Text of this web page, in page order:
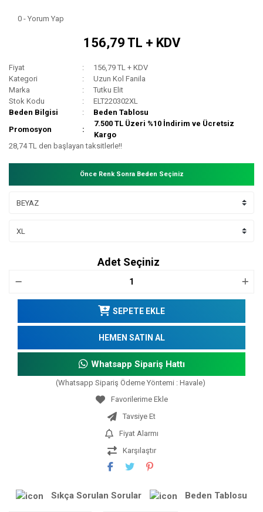
0 - Yorum Yap
156,79 TL + KDV
Fiyat
156,79 TL + KDV
Kategori
Uzun Kol Fanila
Marka
Tutku Elit
Stok Kodu
ELT220302XL
Beden Bilgisi
Beden Tablosu
Promosyon
7.500 TL Üzeri %10 İndirim ve Ücretsiz
Kargo
28,74 TL den başlayan taksitlerle!!
Önce Renk Sonra Beden Seçiniz
Adet Seçiniz
SEPETE EKLE
HEMEN SATIN AL
Whatsapp Sipariş Hattı
(Whatsapp Sipariş Ödeme Yöntemi : Havale)
Tavsiye Et
Fiyat Alarmı
Karşılaştır
Sıkça Sorulan Sorular Beden Tablosu